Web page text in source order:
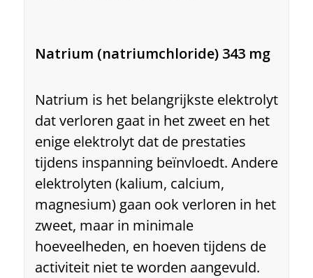
Natrium (natriumchloride) 343 mg
Natrium is het belangrijkste elektrolyt
dat verloren gaat in het zweet en het
enige elektrolyt dat de prestaties
tijdens inspanning beïnvloedt. Andere
elektrolyten (kalium, calcium,
magnesium) gaan ook verloren in het
zweet, maar in minimale
hoeveelheden, en hoeven tijdens de
activiteit niet te worden aangevuld.